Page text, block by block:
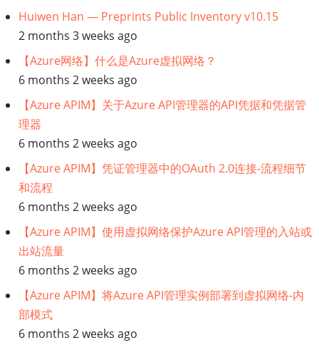
雇
用
（和
留
住）
数
据
科
学
家
的
Huiwen Han — Preprints Public Inventory v10.15
2 months 3 weeks ago
【Azure网络】什么是Azure虚拟网络？
6 months 2 weeks ago
【Azure APIM】关于Azure API管理器的API凭据和凭据管
理器
6 months 2 weeks ago
【Azure APIM】凭证管理器中的OAuth 2.0连接-流程细节
和流程
6 months 2 weeks ago
【Azure APIM】使用虚拟网络保护Azure API管理的入站或
出站流量
6 months 2 weeks ago
【Azure APIM】将Azure API管理实例部署到虚拟网络-内
部模式
6 months 2 weeks ago